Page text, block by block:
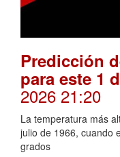
Predicción
para este 1
2026 21:20
La temperatura más
julio de 1966, cuando
grados